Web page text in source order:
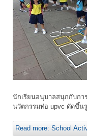
นักเรียนอนุบาลสนุกกับกา
นวัตกรรมท่อ upvc ดัดขึ้น
Read more: School